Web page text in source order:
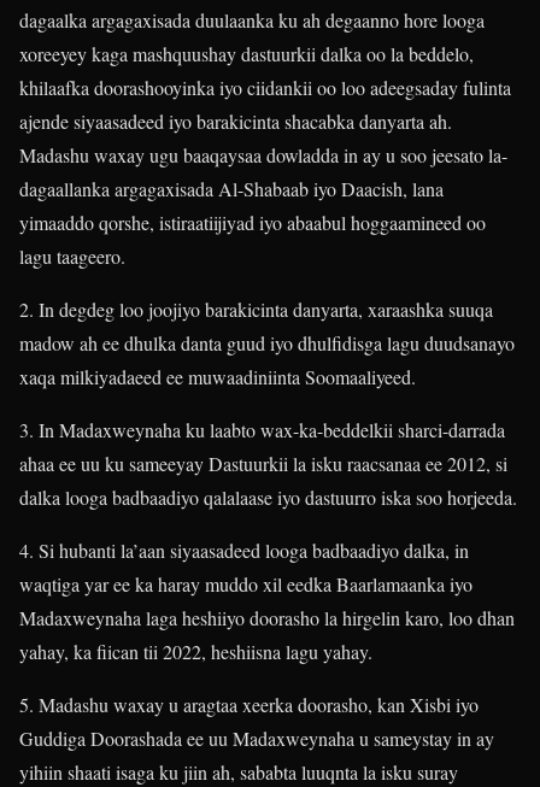
dagaalka argagaxisada duulaanka ku ah degaanno hore looga
xoreeyey kaga mashquushay dastuurkii dalka oo la beddelo,
khilaafka doorashooyinka iyo ciidankii oo loo adeegsaday fulinta
ajende siyaasadeed iyo barakicinta shacabka danyarta ah.
Madashu waxay ugu baaqaysaa dowladda in ay u soo jeesato la-
dagaallanka argagaxisada Al-Shabaab iyo Daacish, lana
yimaaddo qorshe, istiraatiijiyad iyo abaabul hoggaamineed oo
lagu taageero.
2. In degdeg loo joojiyo barakicinta danyarta, xaraashka suuqa
madow ah ee dhulka danta guud iyo dhulfidisga lagu duudsanayo
xaqa milkiyadaeed ee muwaadiniinta Soomaaliyeed.
3. In Madaxweynaha ku laabto wax-ka-beddelkii sharci-darrada
ahaa ee uu ku sameeyay Dastuurkii la isku raacsanaa ee 2012, si
dalka looga badbaadiyo qalalaase iyo dastuurro iska soo horjeeda.
4. Si hubanti la’aan siyaasadeed looga badbaadiyo dalka, in
waqtiga yar ee ka haray muddo xil eedka Baarlamaanka iyo
Madaxweynaha laga heshiiyo doorasho la hirgelin karo, loo dhan
yahay, ka fiican tii 2022, heshiisna lagu yahay.
5. Madashu waxay u aragtaa xeerka doorasho, kan Xisbi iyo
Guddiga Doorashada ee uu Madaxweynaha u sameystay in ay
yihiin shaati isaga ku jiin ah, sababta luuqnta la isku suray